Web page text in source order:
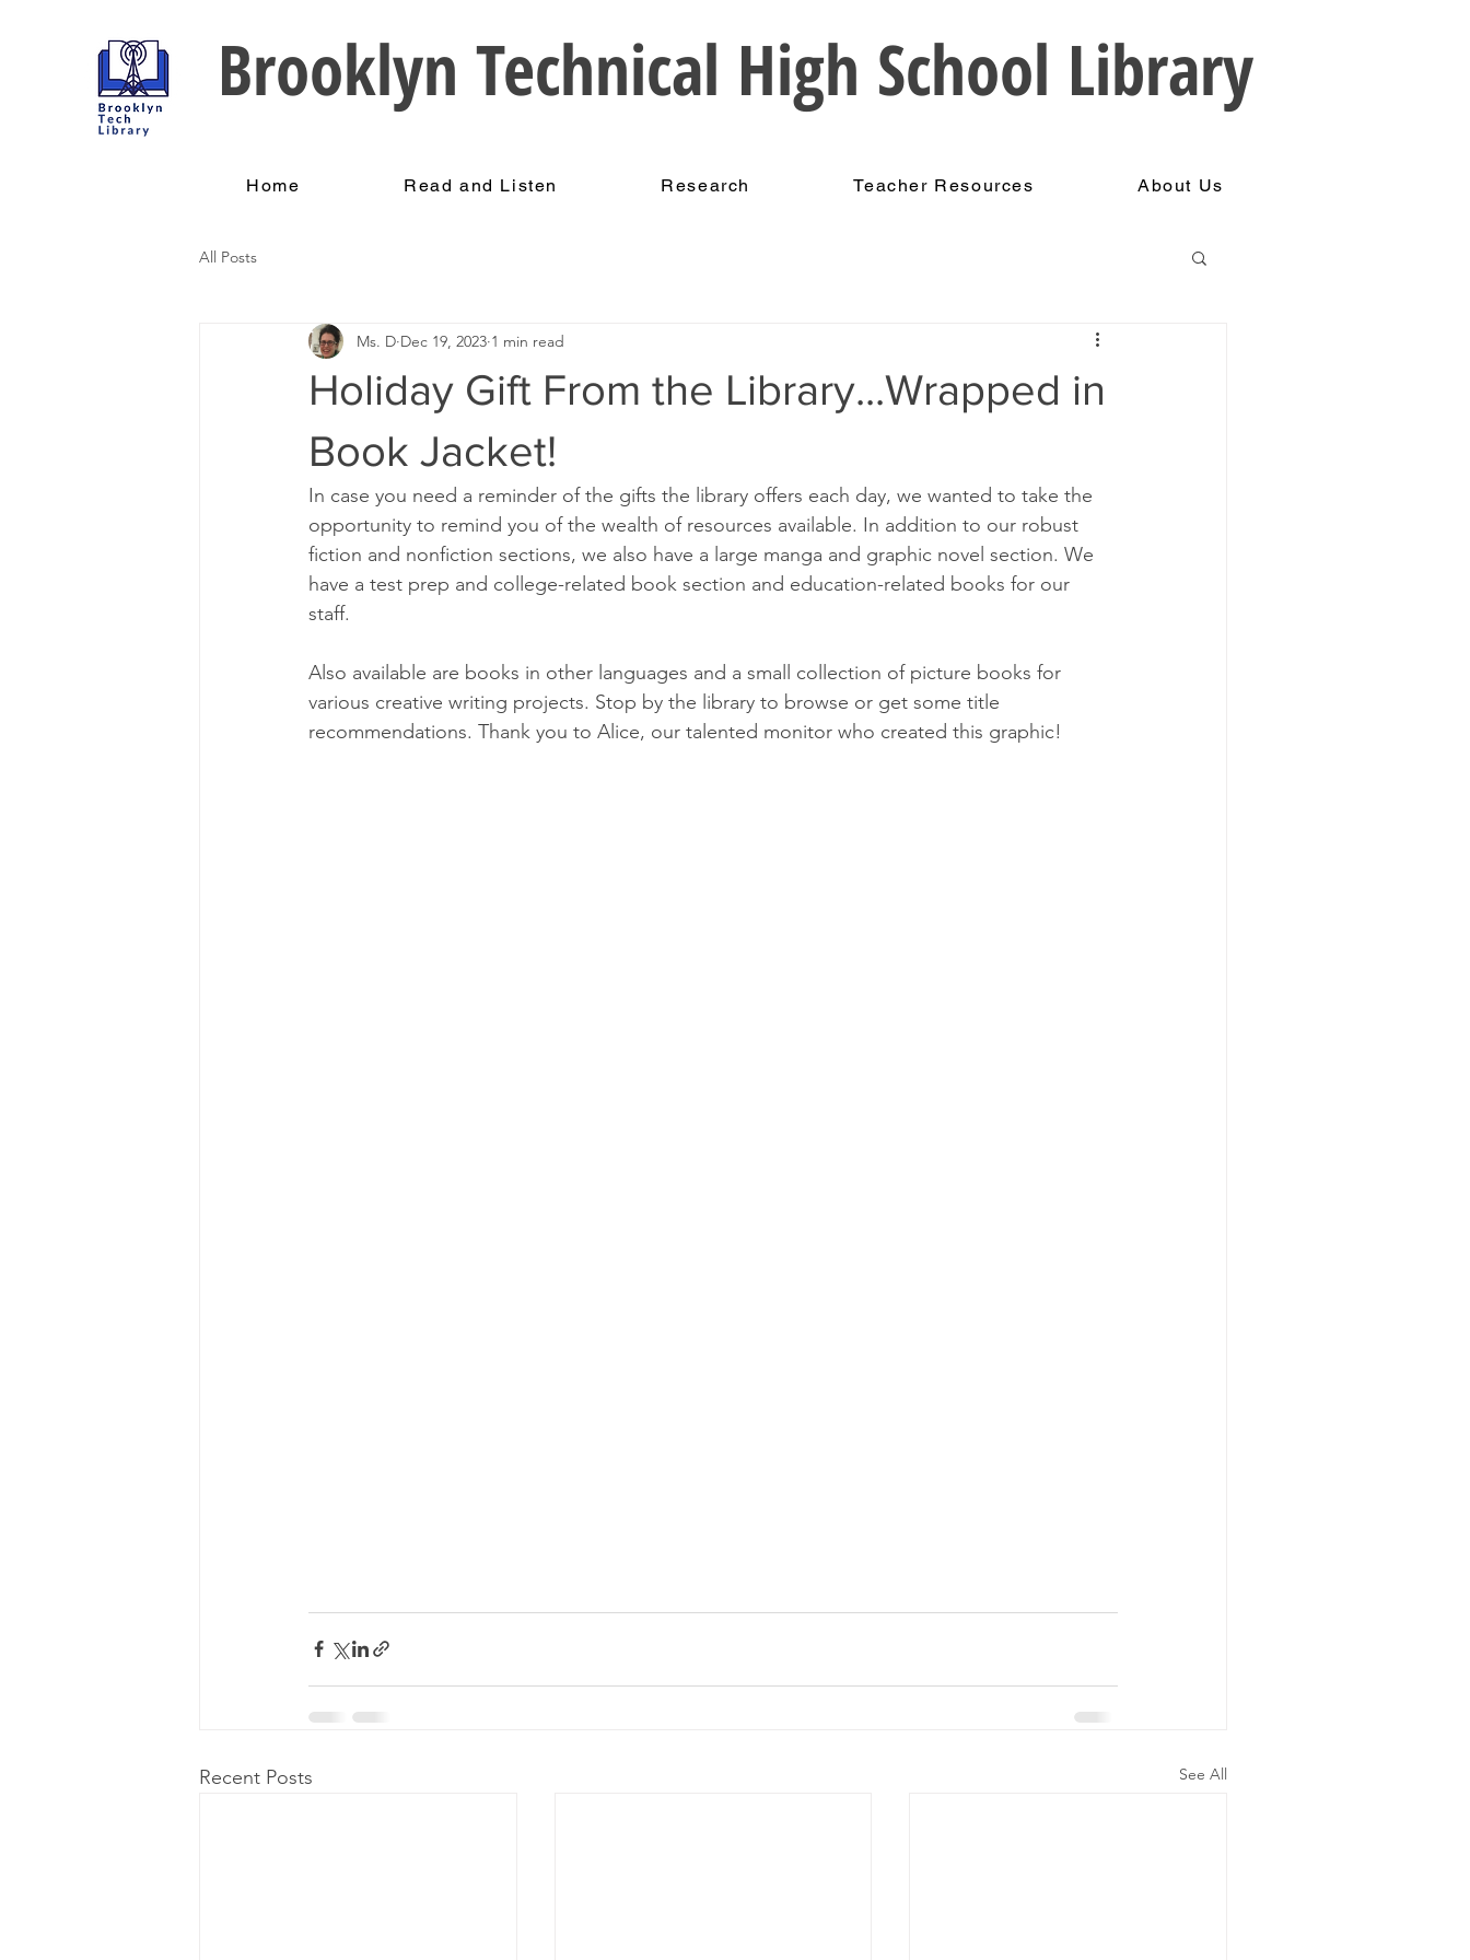
Brooklyn Technical High School Library
Home Read and Listen Research Teacher Resources About Us
All Posts
Holiday Gift From the Library...Wrapped in
Book Jacket!
Ms. D Dec 19, 2023 1 min read
In case you need a reminder of the gifts the library offers each day, we wanted to take the
opportunity to remind you of the wealth of resources available. In addition to our robust
fiction and nonfiction sections, we also have a large manga and graphic novel section. We
have a test prep and college-related book section and education-related books for our
staff.
Also available are books in other languages and a small collection of picture books for
various creative writing projects. Stop by the library to browse or get some title
recommendations. Thank you to Alice, our talented monitor who created this graphic!
Recent Posts See All